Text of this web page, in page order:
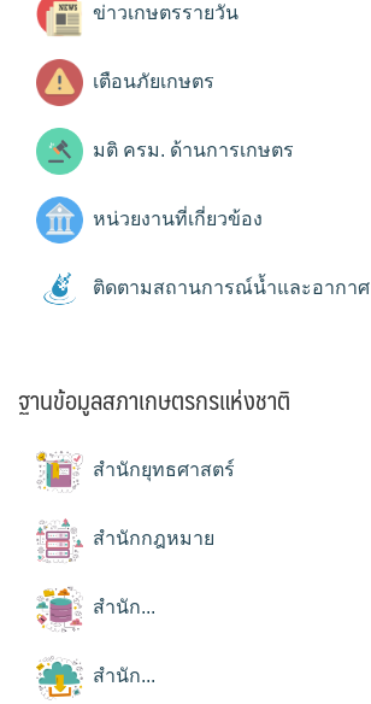
ข่าวเกษตรรายวัน
เตือนภัยเกษตร
มติ ครม. ด้านการเกษตร
หน่วยงานที่เกี่ยวข้อง
ติดตามสถานการณ์น้ำและอากาศ
ฐานข้อมูลสภาเกษตรกรแห่งชาติ
สำนักยุทธศาสตร์
สำนักกฎหมาย
สำนัก...
สำนัก...